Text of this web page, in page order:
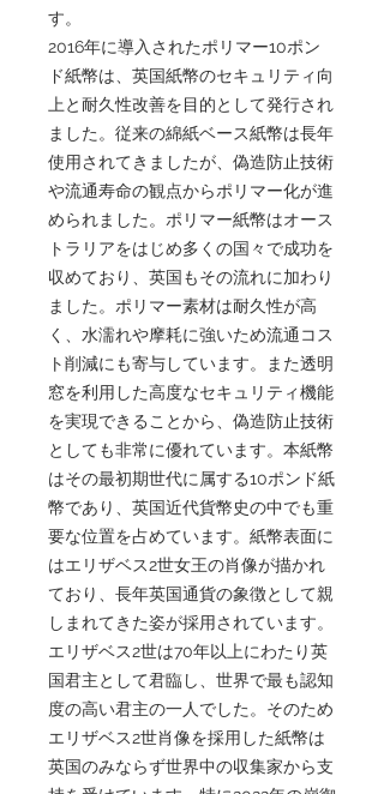
す。
2016年に導入されたポリマー10ポン
ド紙幣は、英国紙幣のセキュリティ向
上と耐久性改善を目的として発行され
ました。従来の綿紙ベース紙幣は長年
使用されてきましたが、偽造防止技術
や流通寿命の観点からポリマー化が進
められました。ポリマー紙幣はオース
トラリアをはじめ多くの国々で成功を
収めており、英国もその流れに加わり
ました。ポリマー素材は耐久性が高
く、水濡れや摩耗に強いため流通コス
ト削減にも寄与しています。また透明
窓を利用した高度なセキュリティ機能
を実現できることから、偽造防止技術
としても非常に優れています。本紙幣
はその最初期世代に属する10ポンド紙
幣であり、英国近代貨幣史の中でも重
要な位置を占めています。紙幣表面に
はエリザベス2世女王の肖像が描かれ
ており、長年英国通貨の象徴として親
しまれてきた姿が採用されています。
エリザベス2世は70年以上にわたり英
国君主として君臨し、世界で最も認知
度の高い君主の一人でした。そのため
エリザベス2世肖像を採用した紙幣は
英国のみならず世界中の収集家から支